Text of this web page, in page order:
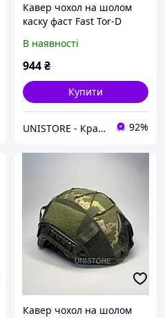
Кавер чохол на шолом
каску фаст Fast Tor-D
stop Розмір М
В наявності
944₴
Купити
UNISTORE - Кращі товари Європи 92%
Кавер чохол на шолом